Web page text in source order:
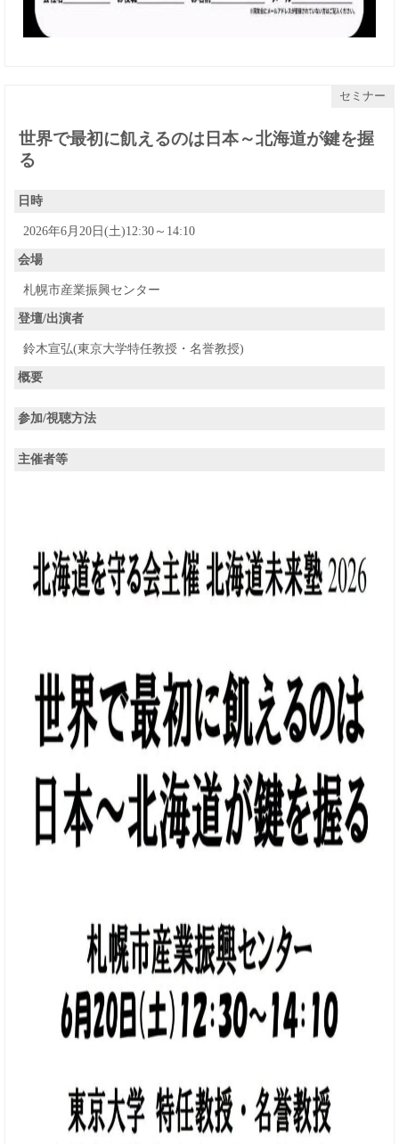
セミナー
世界で最初に飢えるのは日本～北海道が鍵を握
る
日時
2026年6月20日(土)12:30～14:10
会場
札幌市産業振興センター
登壇/出演者
鈴木宣弘(東京大学特任教授・名誉教授)
概要
参加/視聴方法
主催者等